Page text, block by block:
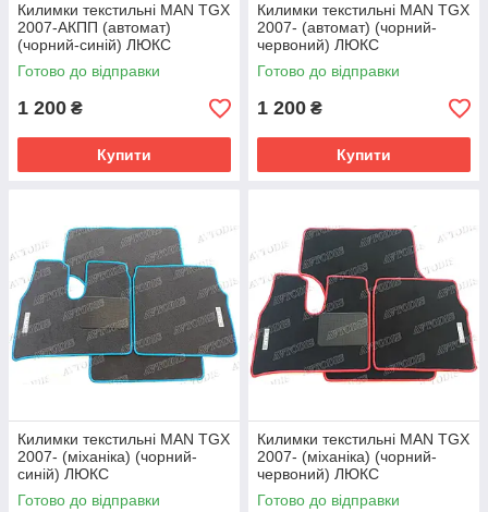
Килимки текстильні MAN TGX
2007-АКПП (автомат)
(чорний-синій) ЛЮКС
Готово до відправки
1 200 ₴
Купити
Килимки текстильні MAN TGX
2007- (автомат) (чорний-
червоний) ЛЮКС
Готово до відправки
1 200 ₴
Купити
Килимки текстильні MAN TGX
2007- (міханіка) (чорний-
синій) ЛЮКС
Готово до відправки
Килимки текстильні MAN TGX
2007- (міханіка) (чорний-
червоний) ЛЮКС
Готово до відправки